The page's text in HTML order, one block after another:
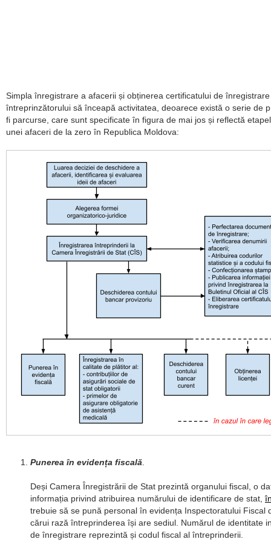
Simpla înregistrare a afacerii și obținerea certificatului de
întreprinzătorului să înceapă activitatea, deoarece există o serie de
fi parcurse, care sunt specificate în figura de mai jos și reflectă
unei afaceri de la zero în Republica Moldova:
Punerea în evidența fiscală.
Deși Camera Înregistrării de Stat prezintă organului fiscal, o
informația privind atribuirea numărului de identificare de stat,
trebuie să se pună personal în evidența Inspectoratului Fiscal
cărui rază întreprinderea își are sediul. Numărul de identitate
de înregistrare reprezintă și codul fiscal al întreprinderii.